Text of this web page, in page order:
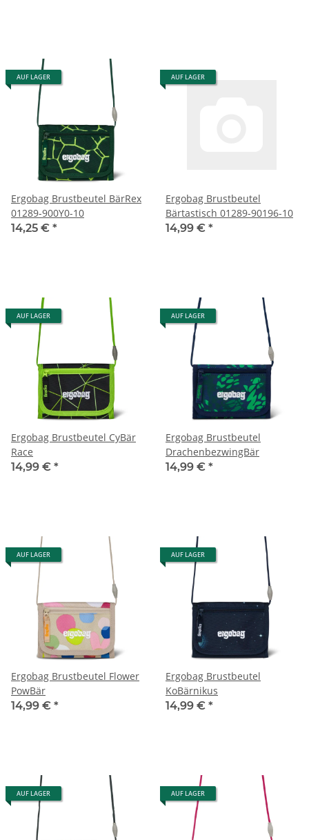
AUF LAGER
Ergobag Brustbeutel BärRex
01289-900Y0-10
14,25 € *
AUF LAGER
Ergobag Brustbeutel
Bärtastisch 01289-90196-10
14,99 € *
AUF LAGER
Ergobag Brustbeutel CyBär
Race
14,99 € *
AUF LAGER
Ergobag Brustbeutel
DrachenbezwingBär
14,99 € *
AUF LAGER
Ergobag Brustbeutel Flower
PowBär
14,99 € *
AUF LAGER
Ergobag Brustbeutel
KoBärnikus
14,99 € *
AUF LAGER AUF LAGER